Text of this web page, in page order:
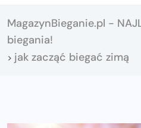
MagazynBieganie.pl -
biegania!
> jak zacząć biegać zimą